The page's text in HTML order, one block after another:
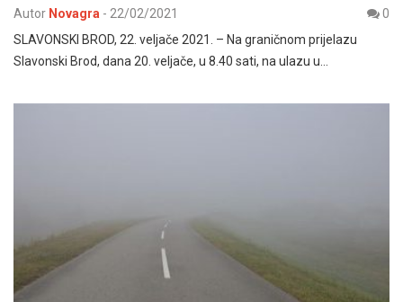
Autor Novagra - 22/02/2021
0
SLAVONSKI BROD, 22. veljače 2021. – Na graničnom prijelazu
Slavonski Brod, dana 20. veljače, u 8.40 sati, na ulazu u…